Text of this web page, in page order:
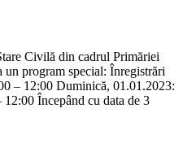
Civilă din cadrul Primăriei
program special: Înregistrări
– 12:00 Duminică, 01.01.2023:
Începând cu data de 3